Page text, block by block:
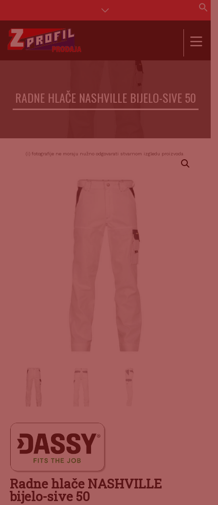
RADNE HLAČE NASHVILLE BIJELO-SIVE 50
(i) fotografije ne moraju nužno odgovarati stvarnom izgledu proizvoda.
Radne hlače NASHVILLE
bijelo-sive 50